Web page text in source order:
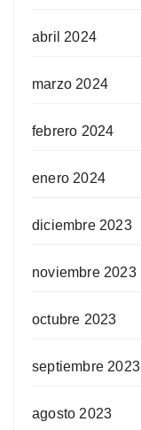
abril 2024
marzo 2024
febrero 2024
enero 2024
diciembre 2023
noviembre 2023
octubre 2023
septiembre 2023
agosto 2023